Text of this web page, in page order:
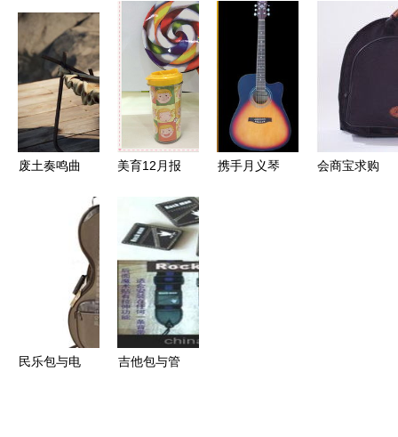
指南与选购
建议
他包在张北
一夜爆红？
儿沉睡的耳
心独运，打
造专业乐器
保护方案
废土奏鸣曲
起末日音乐
会热潮
美育12月报
开启 现金
直减，豪礼
相送，助力
福州宝宝快
乐成长
携手月义琴
会商宝求购
民乐包与电
吉他包与管